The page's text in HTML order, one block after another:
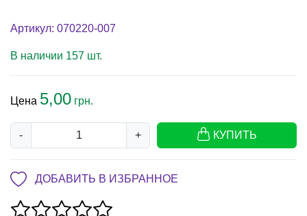
Артикул: 070220-007
В наличии 157 шт.
Цена 5,00 грн.
- + КУПИТЬ
ДОБАВИТЬ В ИЗБРАННОЕ